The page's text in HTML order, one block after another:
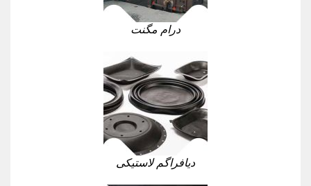
درام مگنت
دیافراگم لاستیکی